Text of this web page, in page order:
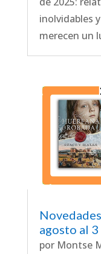
inolvidables
merecen un
agosto al
por Montse